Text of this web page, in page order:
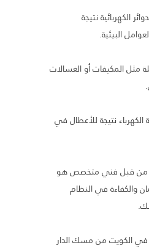
الكهربائية نتيجة
البيئية.
مثل المكيفات أو الغسالات
نتيجة للأعطال في
من قبل فني متخصص هو
والكفاءة في النظام
في الكويت من مسك الدار